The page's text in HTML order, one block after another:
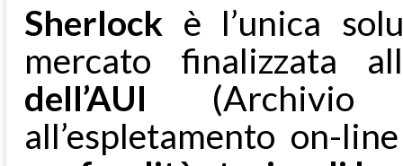
Sherlock è l’unica
mercato finalizzata
dell’AUI (Archivio
all’espletamento on-